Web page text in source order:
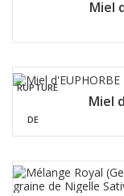
Miel
Miel
RUPTURE
DE